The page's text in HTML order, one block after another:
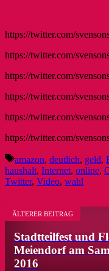
https://twitter.com/
https://twitter.com/
https://twitter.com/
https://twitter.com/
https://twitter.com/
https://twitter.com/
Schlagwörter
amazon, deutlich, geld,
haushalt, Internet, online,
Twitter, Video, wahl
ÄLTERER BEITRAG
Stadtteilfest und
Meiendorf am
2016